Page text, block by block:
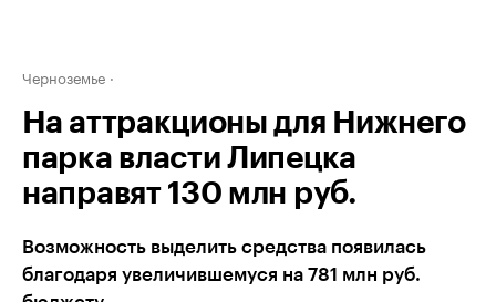
Черноземье
На аттракционы для Нижнего
парка власти Липецка
направят 130 млн руб.
Возможность выделить средства появилась
благодаря увеличившемуся на 781 млн руб.